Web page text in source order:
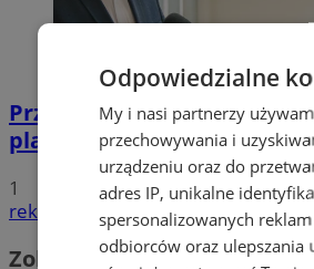
Przyszłość Wodzisławia
planowane inwestycje na
1
reklama
Zobacz również
Odpowiedzialne
My i nasi partnerzy
przechowywania i
urządzeniu oraz do
adres IP, unikalne
spersonalizowanych
odbiorców oraz ulepszania